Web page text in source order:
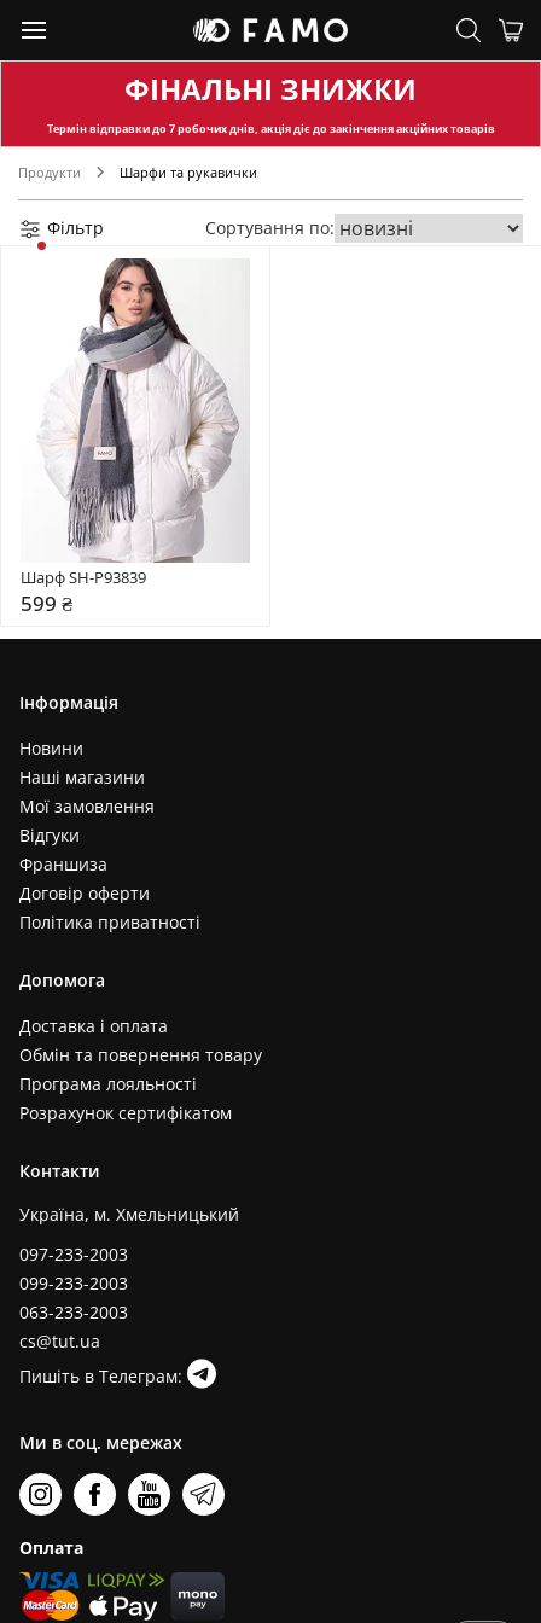
ФІНАЛЬНІ ЗНИЖКИ
Термін відправкидо 7 робочих днів, акція діє до закінчення акційних товарів
Продукти Шарфи та рукавички
Фільтр Сортування по:
Шарф SH-P93839
599 ₴
Інформація
Новини
Наші магазини
Мої замовлення
Відгуки
Франшиза
Договір оферти
Політика приватності
Допомога
Доставка і оплата
Обмін та повернення товару
Програма лояльності
Розрахунок сертифікатом
Контакти
Україна, м. Хмельницький
097-233-2003
099-233-2003
063-233-2003
cs@tut.ua
Пишіть в Телеграм:
Ми в соц. мережах
Оплата